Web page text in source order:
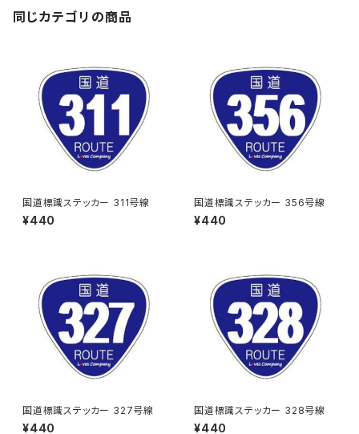
同じカテゴリの商品
国道標識ステッカー 311号線
¥440
国道標識ステッカー 356号線
¥440
国道標識ステッカー 327号線
¥440
国道標識ステッカー 328号線
¥440